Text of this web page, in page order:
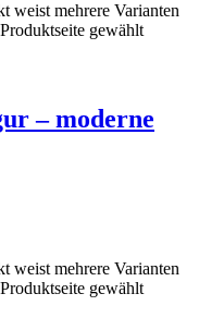
weist mehrere Varianten
gewählt
– moderne
weist mehrere Varianten
gewählt